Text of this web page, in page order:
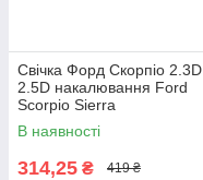
Свічка Форд Скорпіо 2.3D
2.5D накалювання Ford
Scorpio Sierra
В наявності
314,25 ₴ 419 ₴